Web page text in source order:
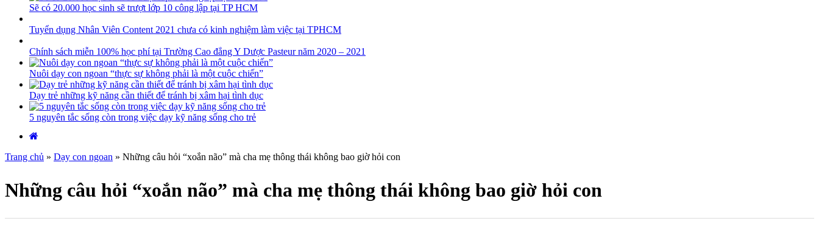
Sẽ có 20.000 học sinh sẽ trượt lớp 10 công lập tại TP HCM
Tuyển dụng Nhân Viên Content 2021 chưa có kinh nghiệm làm việc tại TPHCM
Chính sách miễn 100% học phí tại Trường Cao đẳng Y Dược Pasteur năm 2020 – 2021
Nuôi dạy con ngoan “thực sự không phải là một cuộc chiến”
Dạy trẻ những kỹ năng cần thiết để tránh bị xâm hại tình dục
5 nguyên tắc sống còn trong việc dạy kỹ năng sống cho trẻ
Trang chủ » Dạy con ngoan » Những câu hỏi “xoắn não” mà cha mẹ thông thái không bao giờ hỏi con
Những câu hỏi “xoắn não” mà cha mẹ thông thái không bao giờ hỏi con